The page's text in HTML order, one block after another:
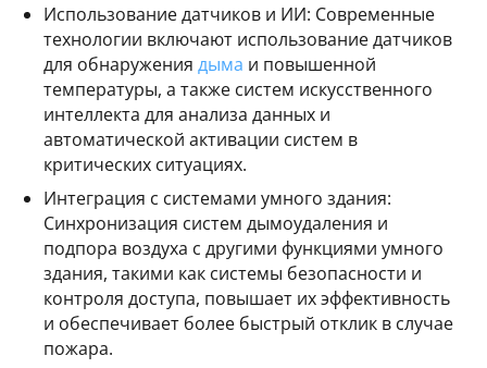
Использование датчиков и ИИ: Современные
технологии включают использование датчиков
для обнаружения дыма и повышенной
температуры, а также систем искусственного
интеллекта для анализа данных и
автоматической активации систем в
критических ситуациях.
Интеграция с системами умного здания:
Синхронизация систем дымоудаления и
подпора воздуха с другими функциями умного
здания, такими как системы безопасности и
контроля доступа, повышает их эффективность
и обеспечивает более быстрый отклик в случае
пожара.